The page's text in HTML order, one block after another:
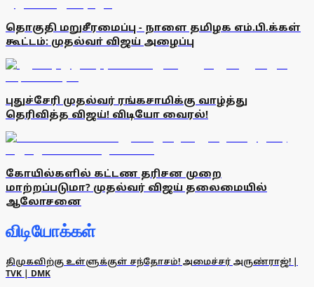
தொகுதி மறுசீரமைப்பு - நாளை தமிழக எம்.பி.க்கள்
கூட்டம்: முதல்வா் விஜய் அழைப்பு
புதுச்சேரி முதல்வர் ரங்கசாமிக்கு வாழ்த்து
தெரிவித்த விஜய்! விடியோ வைரல்!
கோயில்களில் கட்டண தரிசன முறை
மாற்றப்படுமா? முதல்வர் விஜய் தலைமையில்
ஆலோசனை
விடியோக்கள்
திமுகவிற்கு உள்ளுக்குள் சந்தோசம்! அமைச்சர் அருண்ராஜ்! |
TVK | DMK